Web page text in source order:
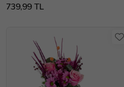
739,99 TL